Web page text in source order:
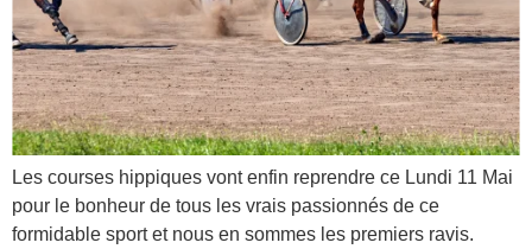
Les courses hippiques vont enfin reprendre ce Lundi 11 Mai
pour le bonheur de tous les vrais passionnés de ce
formidable sport et nous en sommes les premiers ravis.